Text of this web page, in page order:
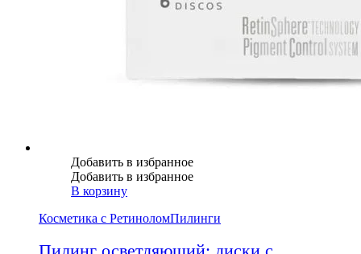
Добавить в избранное
Добавить в избранное
В корзину
Косметика с РетиноломПилинги